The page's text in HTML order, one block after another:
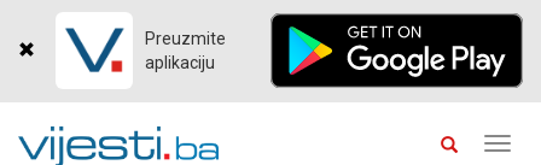
Preuzmite
aplikaciju